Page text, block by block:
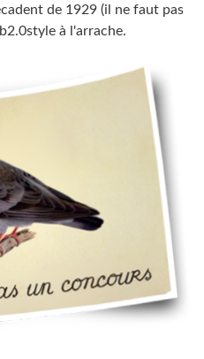
de 1929 (il ne faut pas
à l'arrache.